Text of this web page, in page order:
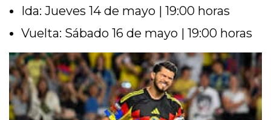
Ida: Jueves 14 de mayo | 19:00 horas
Vuelta: Sábado 16 de mayo | 19:00 horas